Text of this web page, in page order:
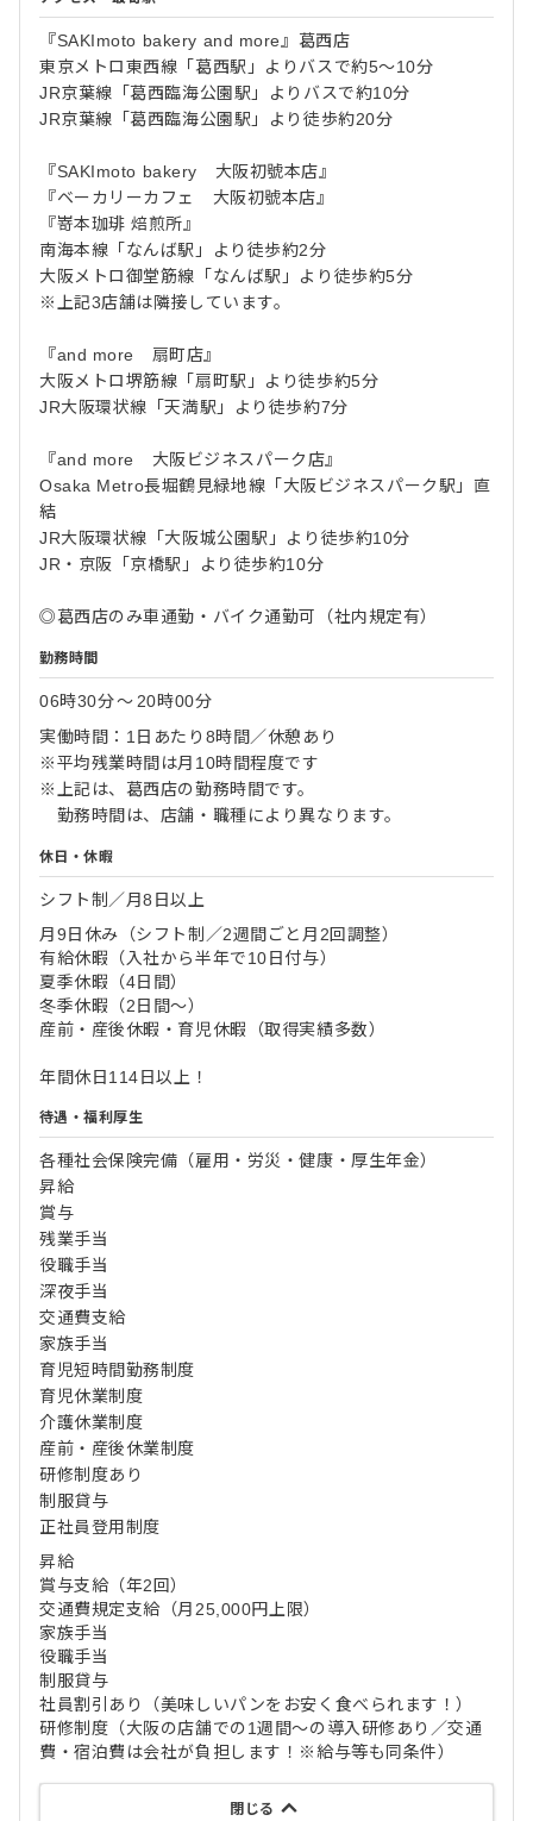
『SAKImoto bakery and more』葛西店
東京メトロ東西線「葛西駅」よりバスで約5～10分
JR京葉線「葛西臨海公園駅」よりバスで約10分
JR京葉線「葛西臨海公園駅」より徒歩約20分
『SAKImoto bakery 大阪初號本店』
『ベーカリーカフェ 大阪初號本店』
『嵜本珈琲 焙煎所』
南海本線「なんば駅」より徒歩約2分
大阪メトロ御堂筋線「なんば駅」より徒歩約5分
※上記3店舗は隣接しています。
『and more 扇町店』
大阪メトロ堺筋線「扇町駅」より徒歩約5分
JR大阪環状線「天満駅」より徒歩約7分
『and more 大阪ビジネスパーク店』
Osaka Metro長堀鶴見緑地線「大阪ビジネスパーク駅」直
結
JR大阪環状線「大阪城公園駅」より徒歩約10分
JR・京阪「京橋駅」より徒歩約10分
◎葛西店のみ車通勤・バイク通勤可（社内規定有）
勤務時間
06時30分〜20時00分
実働時間：1日あたり8時間／休憩あり
※平均残業時間は月10時間程度です
※上記は、葛西店の勤務時間です。
勤務時間は、店舗・職種により異なります。
休日・休暇
シフト制／月8日以上
月9日休み（シフト制／2週間ごと月2回調整）
有給休暇（入社から半年で10日付与）
夏季休暇（4日間）
冬季休暇（2日間～）
産前・産後休暇・育児休暇（取得実績多数）
年間休日114日以上！
待遇・福利厚生
各種社会保険完備（雇用・労災・健康・厚生年金）
昇給
賞与
残業手当
役職手当
深夜手当
交通費支給
家族手当
育児短時間勤務制度
育児休業制度
介護休業制度
産前・産後休業制度
研修制度あり
制服貸与
正社員登用制度
昇給
賞与支給（年2回）
交通費規定支給（月25,000円上限）
家族手当
役職手当
制服貸与
社員割引あり（美味しいパンをお安く食べられます！）
研修制度（大阪の店舗での1週間〜の導入研修あり／交通
費・宿泊費は会社が負担します！※給与等も同条件）
閉じる